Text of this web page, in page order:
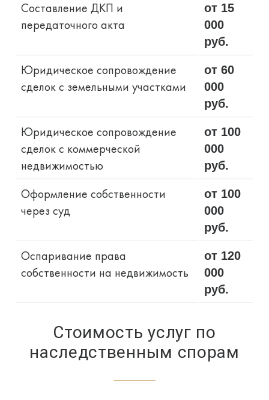
Составление ДКП и
передаточного акта
от 15
000
руб.
Юридическое сопровождение
сделок с земельными участками
от 60
000
руб.
Юридическое сопровождение
сделок с коммерческой
недвижимостью
от 100
000
руб.
Оформление собственности
через суд
от 100
000
руб.
Оспаривание права
собственности на недвижимость
от 120
000
руб.
Стоимость услуг по
наследственным спорам